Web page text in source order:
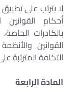
لا يترتب على
أحكام
بالكادرات
القوانين
التكلفة المترتبة
المادة الرابعة